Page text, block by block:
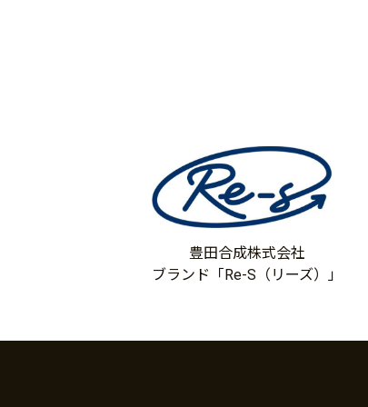
豊田合成株式会社
ブランド「Re-S（リーズ）」